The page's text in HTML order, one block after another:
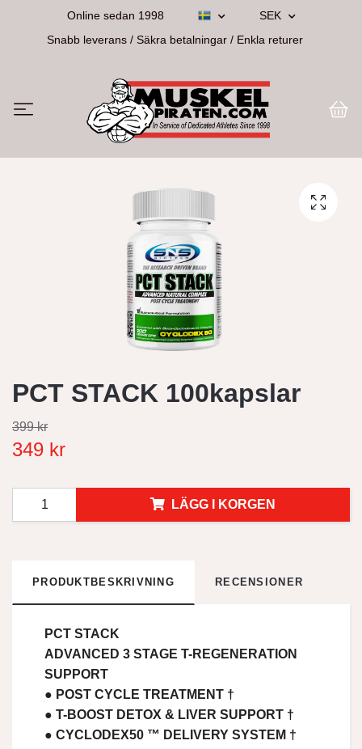
Online sedan 1998
SEK
Snabb leverans / Säkra betalningar / Enkla returer
PCT STACK 100kapslar
399 kr
349 kr
LÄGG I KORGEN
PRODUKTBESKRIVNING RECENSIONER
PCT STACK
ADVANCED 3 STAGE T-REGENERATION
SUPPORT
● POST CYCLE TREATMENT †
● T-BOOST DETOX & LIVER SUPPORT †
● CYCLODEX50 ™ DELIVERY SYSTEM †